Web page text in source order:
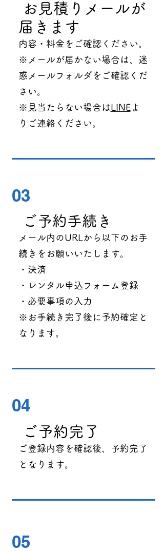
お見積りメールが
届きます
内容・料金をご確認ください。
※メールが届かない場合は、迷
惑メールフォルダをご確認くだ
さい。
※見当たらない場合はLINEよ
りご連絡ください。
03
ご予約手続き
メール内のURLから以下のお手
続きをお願いいたします。
・決済
・レンタル申込フォーム登録
・必要事項の入力
※お手続き完了後に予約確定と
なります。
04
ご予約完了
ご登録内容を確認後、予約完了
となります。
05